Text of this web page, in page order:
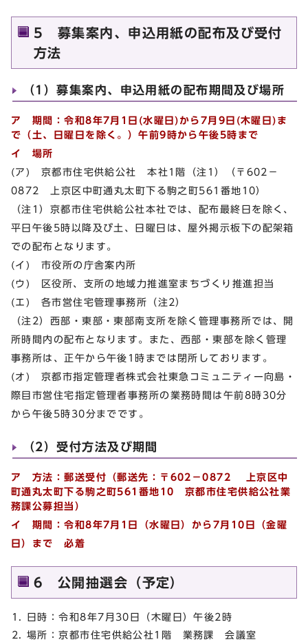
5 募集案内、申込用紙の配布及び受付
方法
（1）募集案内、申込用紙の配布期間及び場所
ア 期間：令和8年7月1日(水曜日) から7月9日(木曜日)ま
で（土、日曜日を除く。）午前9時から午後5時まで
イ 場所
(ア) 京都市住宅供給公社 本社1階（注1）（〒602－
0872 上京区中町通丸太町下る駒之町561番地10）
（注1）京都市住宅供給公社本社では、配布最終日を除く、
平日午後5時以降及び土、日曜日は、屋外掲示板下の配架箱
での配布となります。
(イ) 市役所の庁舎案内所
(ウ) 区役所、支所の地域力推進室まちづくり推進担当
(エ) 各市営住宅管理事務所（注2）
（注2）西部・東部・東部南支所を除く管理事務所では、開
所時間内の配布となります。また、西部・東部を除く管理
事務所は、正午から午後1時までは閉所しております。
(オ) 京都市指定管理者株式会社東急コミュニティー向島・
際目市営住宅指定管理者事務所の業務時間は午前8時30分
から午後5時30分までです。
（2）受付方法及び期間
ア 方法：郵送受付（郵送先： 〒602－0872
上京区中
町通丸太町下る駒之町561番地10 京都市住宅供給公社業
務課公募担当）
イ 期間：令和8年7月1日（水曜日）から7月10日（金曜
日）まで 必着
6 公開抽選会（予定）
日時：令和8年7月30日（木曜日）午後2時
場所：京都市住宅供給公社1階 業務課 会議室